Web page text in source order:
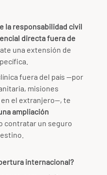
la responsabilidad civil
directa fuera de
una extensión de
fuera del país —por
misiones
el extranjero—, te
ampliación
contratar un seguro
internacional?